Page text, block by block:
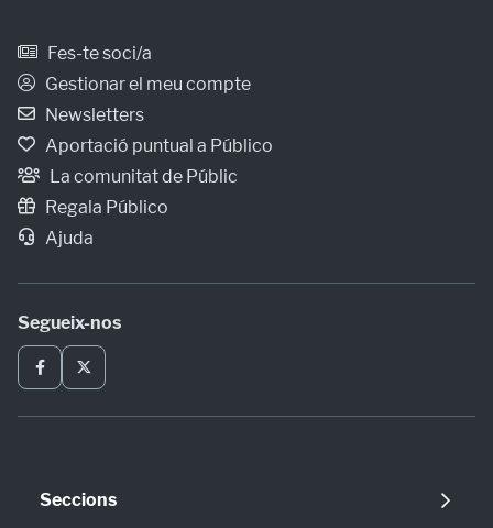
Fes-te soci/a
Gestionar el meu compte
Newsletters
Aportació puntual a Público
La comunitat de Públic
Regala Público
Ajuda
Segueix-nos
Seccions